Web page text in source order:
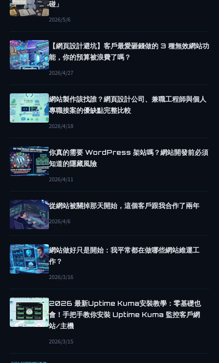
網
站
手
也
能
花
錢
做
站
網
站
設
網
站
學
B
G
G
碰」
2026/5/6
【網頁設計避坑】客戶最愛砸錢做的 3 種無效網站功
能，你的預算被浪費了嗎？
2026/4/27
網站製作該找誰？網頁設計公司、兼職工程師與個人
專職接案的優缺點完整比較
2026/4/18
你真的需要 WordPress 架站嗎？網站開發前必須
知道的隱藏風險
2026/4/11
從網站被關掉那天開始，這個客戶跟我合作了兩年
2026/4/6
網站做好只是開始：我平常都在做哪些網站維運工
作？
2026/3/16
2026 最新Uptime Kuma安裝教學：零基礎也
會！手把手教你安裝 Uptime Kuma 監控客戶網
站/主機
2026/3/15